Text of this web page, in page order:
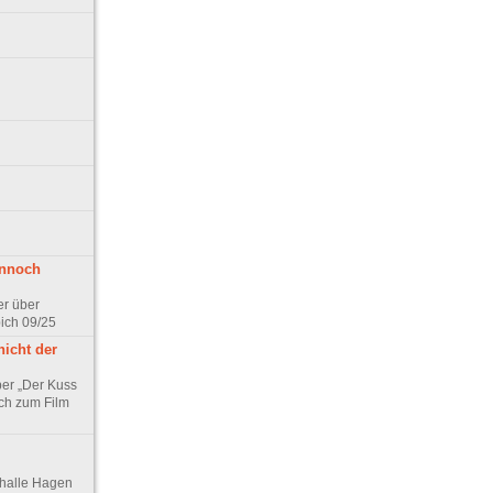
über
09/25
der
„Der Kuss
zum Film
Hagen